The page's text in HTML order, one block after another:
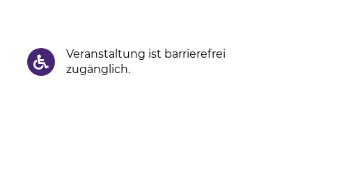
Veranstaltung ist barrierefrei
zugänglich.